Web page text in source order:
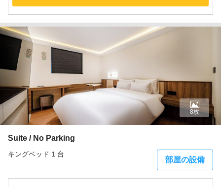
Suite / No Parking
キングベッド 1 台
部屋の設備
8枚